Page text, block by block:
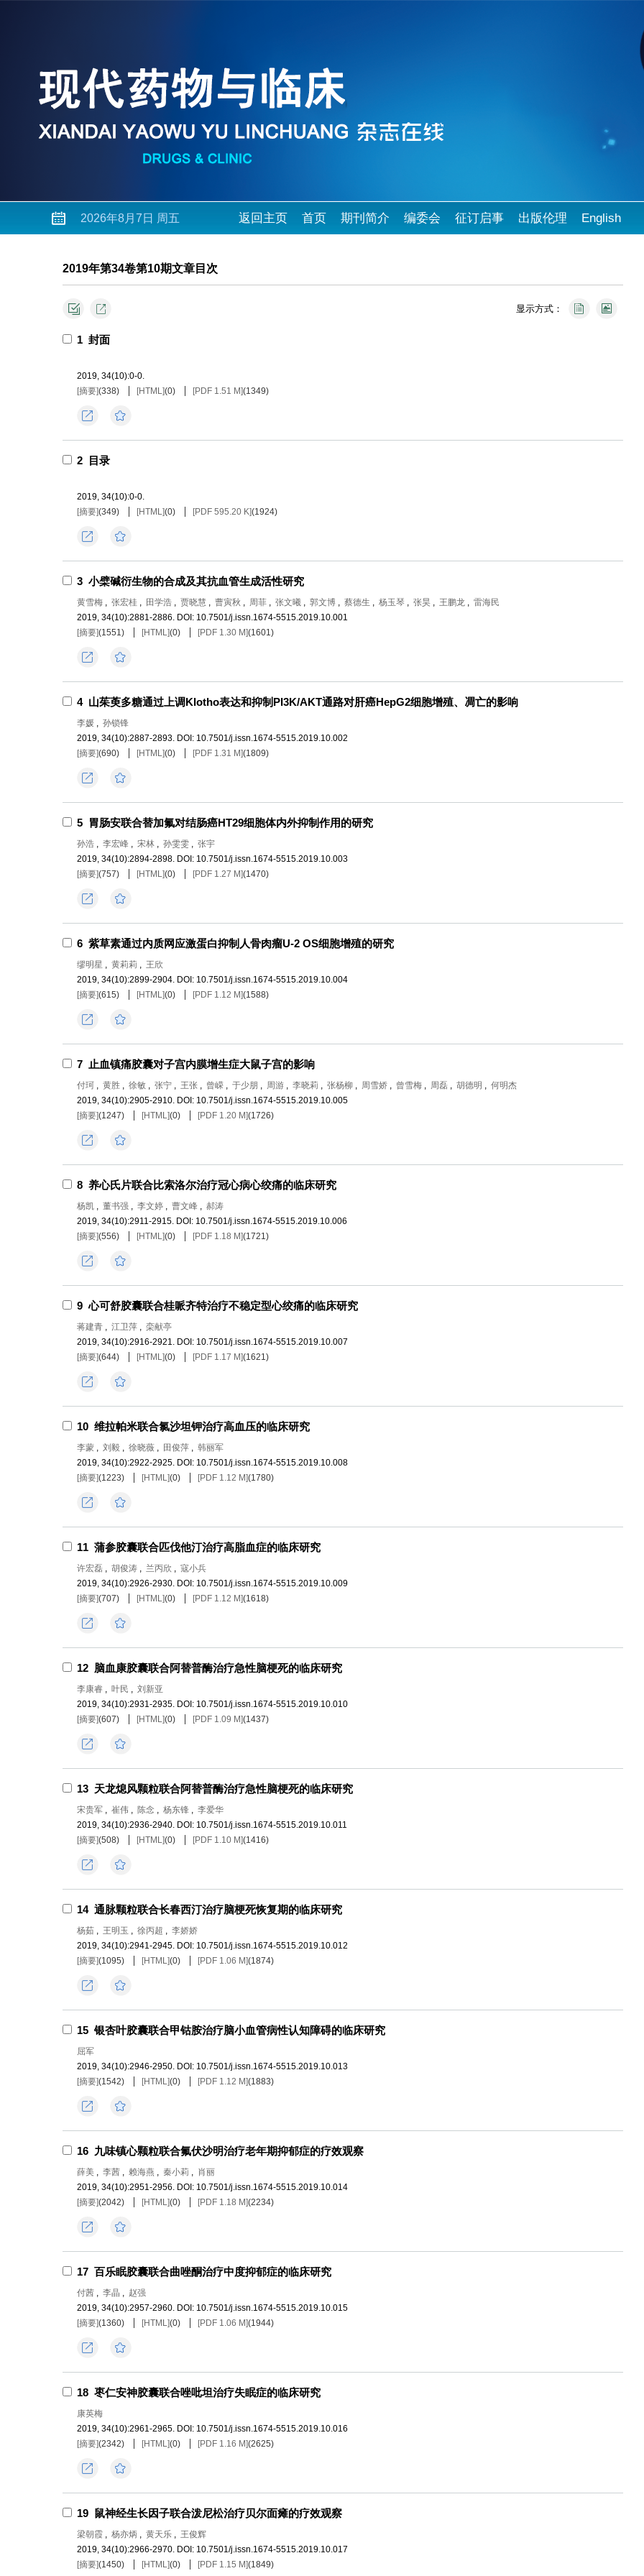
2026年8月7日 周五 返回主页 首页 期刊简介 编委会 征订启事 出版伦理 English
2019年第34卷第10期文章目次
显示方式：
1 封面
2019, 34(10):0-0.
[摘要](338) [HTML](0) [PDF 1.51 M](1349)
2 目录
2019, 34(10):0-0.
[摘要](349) [HTML](0) [PDF 595.20 K](1924)
3 小檗碱衍生物的合成及其抗血管生成活性研究
黄雪梅 , 张宏桂 , 田学浩 , 贾晓慧 , 曹寅秋 , 周菲 , 张文曦 , 郭文博 , 蔡德生 , 杨玉琴 , 张昊 , 王鹏龙 , 雷海民
2019, 34(10):2881-2886. DOI: 10.7501/j.issn.1674-5515.2019.10.001
[摘要](1551) [HTML](0) [PDF 1.30 M](1601)
4 山茱萸多糖通过上调Klotho表达和抑制PI3K/AKT通路对肝癌HepG2细胞增殖、凋亡的影响
李媛 , 孙锁锋
2019, 34(10):2887-2893. DOI: 10.7501/j.issn.1674-5515.2019.10.002
[摘要](690) [HTML](0) [PDF 1.31 M](1809)
5 胃肠安联合替加氟对结肠癌HT29细胞体内外抑制作用的研究
孙浩 , 李宏峰 , 宋林 , 孙雯雯 , 张宇
2019, 34(10):2894-2898. DOI: 10.7501/j.issn.1674-5515.2019.10.003
[摘要](757) [HTML](0) [PDF 1.27 M](1470)
6 紫草素通过内质网应激蛋白抑制人骨肉瘤U-2 OS细胞增殖的研究
缪明星 , 黄莉莉 , 王欣
2019, 34(10):2899-2904. DOI: 10.7501/j.issn.1674-5515.2019.10.004
[摘要](615) [HTML](0) [PDF 1.12 M](1588)
7 止血镇痛胶囊对子宫内膜增生症大鼠子宫的影响
付珂 , 黄胜 , 徐敏 , 张宁 , 王张 , 曾嵘 , 于少朋 , 周游 , 李晓莉 , 张杨柳 , 周雪娇 , 曾雪梅 , 周磊 , 胡德明 , 何明杰
2019, 34(10):2905-2910. DOI: 10.7501/j.issn.1674-5515.2019.10.005
[摘要](1247) [HTML](0) [PDF 1.20 M](1726)
8 养心氏片联合比索洛尔治疗冠心病心绞痛的临床研究
杨凯 , 董书强 , 李文婷 , 曹文峰 , 郝涛
2019, 34(10):2911-2915. DOI: 10.7501/j.issn.1674-5515.2019.10.006
[摘要](556) [HTML](0) [PDF 1.18 M](1721)
9 心可舒胶囊联合桂哌齐特治疗不稳定型心绞痛的临床研究
蒋建青 , 江卫萍 , 栾献亭
2019, 34(10):2916-2921. DOI: 10.7501/j.issn.1674-5515.2019.10.007
[摘要](644) [HTML](0) [PDF 1.17 M](1621)
10 维拉帕米联合氯沙坦钾治疗高血压的临床研究
李蒙 , 刘毅 , 徐晓薇 , 田俊萍 , 韩丽军
2019, 34(10):2922-2925. DOI: 10.7501/j.issn.1674-5515.2019.10.008
[摘要](1223) [HTML](0) [PDF 1.12 M](1780)
11 蒲参胶囊联合匹伐他汀治疗高脂血症的临床研究
许宏磊 , 胡俊涛 , 兰丙欣 , 寇小兵
2019, 34(10):2926-2930. DOI: 10.7501/j.issn.1674-5515.2019.10.009
[摘要](707) [HTML](0) [PDF 1.12 M](1618)
12 脑血康胶囊联合阿替普酶治疗急性脑梗死的临床研究
李康睿 , 叶民 , 刘新亚
2019, 34(10):2931-2935. DOI: 10.7501/j.issn.1674-5515.2019.10.010
[摘要](607) [HTML](0) [PDF 1.09 M](1437)
13 天龙熄风颗粒联合阿替普酶治疗急性脑梗死的临床研究
宋贵军 , 崔伟 , 陈念 , 杨东锋 , 李爱华
2019, 34(10):2936-2940. DOI: 10.7501/j.issn.1674-5515.2019.10.011
[摘要](508) [HTML](0) [PDF 1.10 M](1416)
14 通脉颗粒联合长春西汀治疗脑梗死恢复期的临床研究
杨茹 , 王明玉 , 徐丙超 , 李娇娇
2019, 34(10):2941-2945. DOI: 10.7501/j.issn.1674-5515.2019.10.012
[摘要](1095) [HTML](0) [PDF 1.06 M](1874)
15 银杏叶胶囊联合甲钴胺治疗脑小血管病性认知障碍的临床研究
屈军
2019, 34(10):2946-2950. DOI: 10.7501/j.issn.1674-5515.2019.10.013
[摘要](1542) [HTML](0) [PDF 1.12 M](1883)
16 九味镇心颗粒联合氟伏沙明治疗老年期抑郁症的疗效观察
薛美 , 李茜 , 赖海燕 , 秦小莉 , 肖丽
2019, 34(10):2951-2956. DOI: 10.7501/j.issn.1674-5515.2019.10.014
[摘要](2042) [HTML](0) [PDF 1.18 M](2234)
17 百乐眠胶囊联合曲唑酮治疗中度抑郁症的临床研究
付茜 , 李晶 , 赵强
2019, 34(10):2957-2960. DOI: 10.7501/j.issn.1674-5515.2019.10.015
[摘要](1360) [HTML](0) [PDF 1.06 M](1944)
18 枣仁安神胶囊联合唑吡坦治疗失眠症的临床研究
康英梅
2019, 34(10):2961-2965. DOI: 10.7501/j.issn.1674-5515.2019.10.016
[摘要](2342) [HTML](0) [PDF 1.16 M](2625)
19 鼠神经生长因子联合泼尼松治疗贝尔面瘫的疗效观察
梁朝霞 , 杨亦炳 , 黄天乐 , 王俊辉
2019, 34(10):2966-2970. DOI: 10.7501/j.issn.1674-5515.2019.10.017
[摘要](1450) [HTML](0) [PDF 1.15 M](1849)